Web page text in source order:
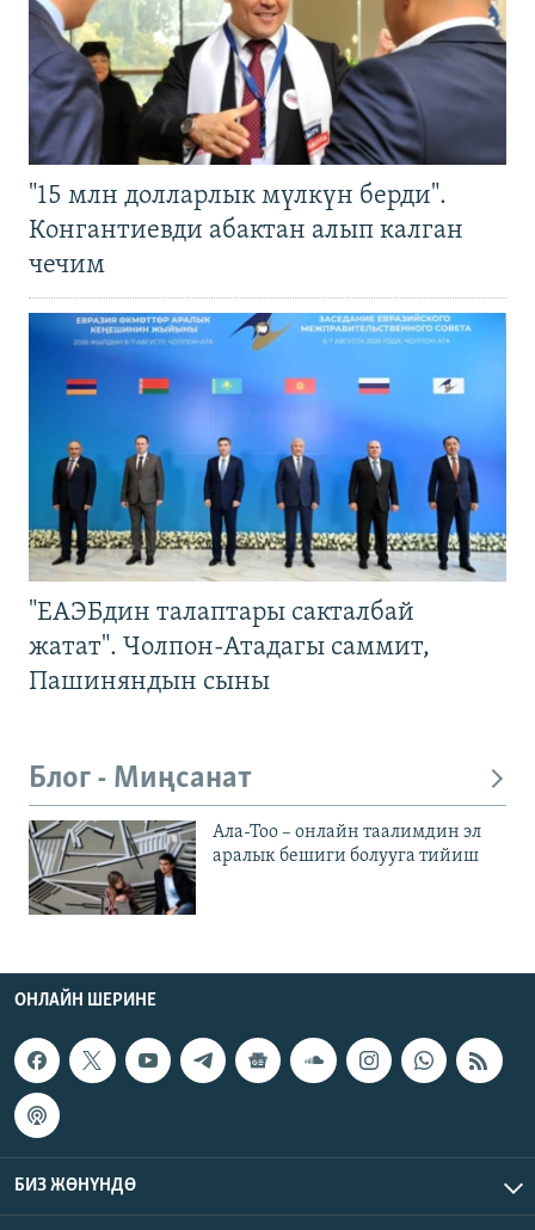
"15 млн долларлык мүлкүн берди".
Конгантиевди абактан алып калган
чечим
"ЕАЭБдин талаптары сакталбай
жатат". Чолпон-Атадагы саммит,
Пашиняндын сыны
Блог - Миңсанат
Ала-Тоо – онлайн таалимдин эл
аралык бешиги болууга тийиш
ОНЛАЙН ШЕРИНЕ
БИЗ ЖӨНҮНДӨ